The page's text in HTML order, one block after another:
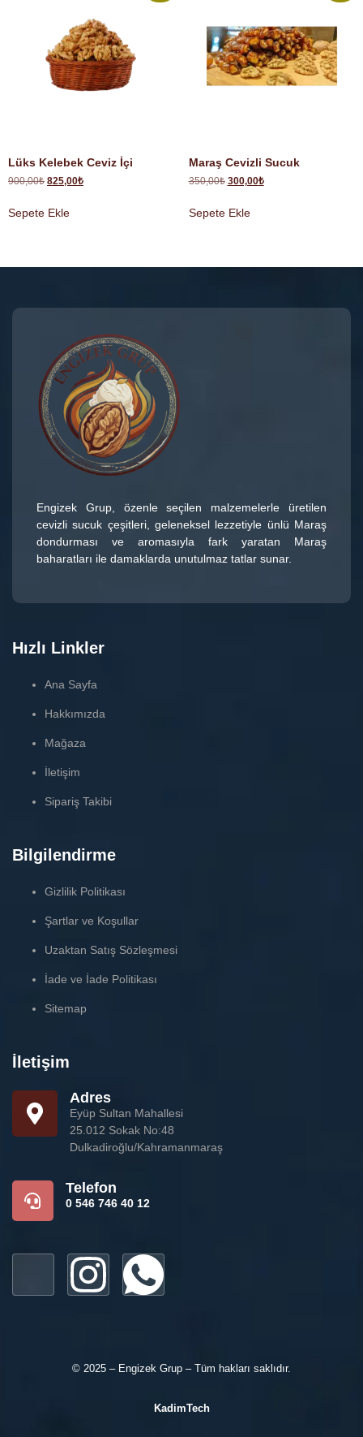
Lüks Kelebek Ceviz İçi
900,00₺ 825,00₺
Sepete Ekle
Maraş Cevizli Sucuk
350,00₺ 300,00₺
Sepete Ekle
Engizek Grup, özenle seçilen malzemelerle üretilen
cevizli sucuk çeşitleri, geleneksel lezzetiyle ünlü Maraş
dondurması ve aromasıyla fark yaratan Maraş
baharatları ile damaklarda unutulmaz tatlar sunar.
Hızlı Linkler
Ana Sayfa
Hakkımızda
Mağaza
İletişim
Sipariş Takibi
Bilgilendirme
Gizlilik Politikası
Şartlar ve Koşullar
Uzaktan Satış Sözleşmesi
İade ve İade Politikası
Sitemap
İletişim
Adres
Eyüp Sultan Mahallesi
25.012 Sokak No:48
Dulkadiroğlu/Kahramanmaraş
Telefon
0 546 746 40 12
© 2025 – Engizek Grup – Tüm hakları saklıdır.
KadimTech